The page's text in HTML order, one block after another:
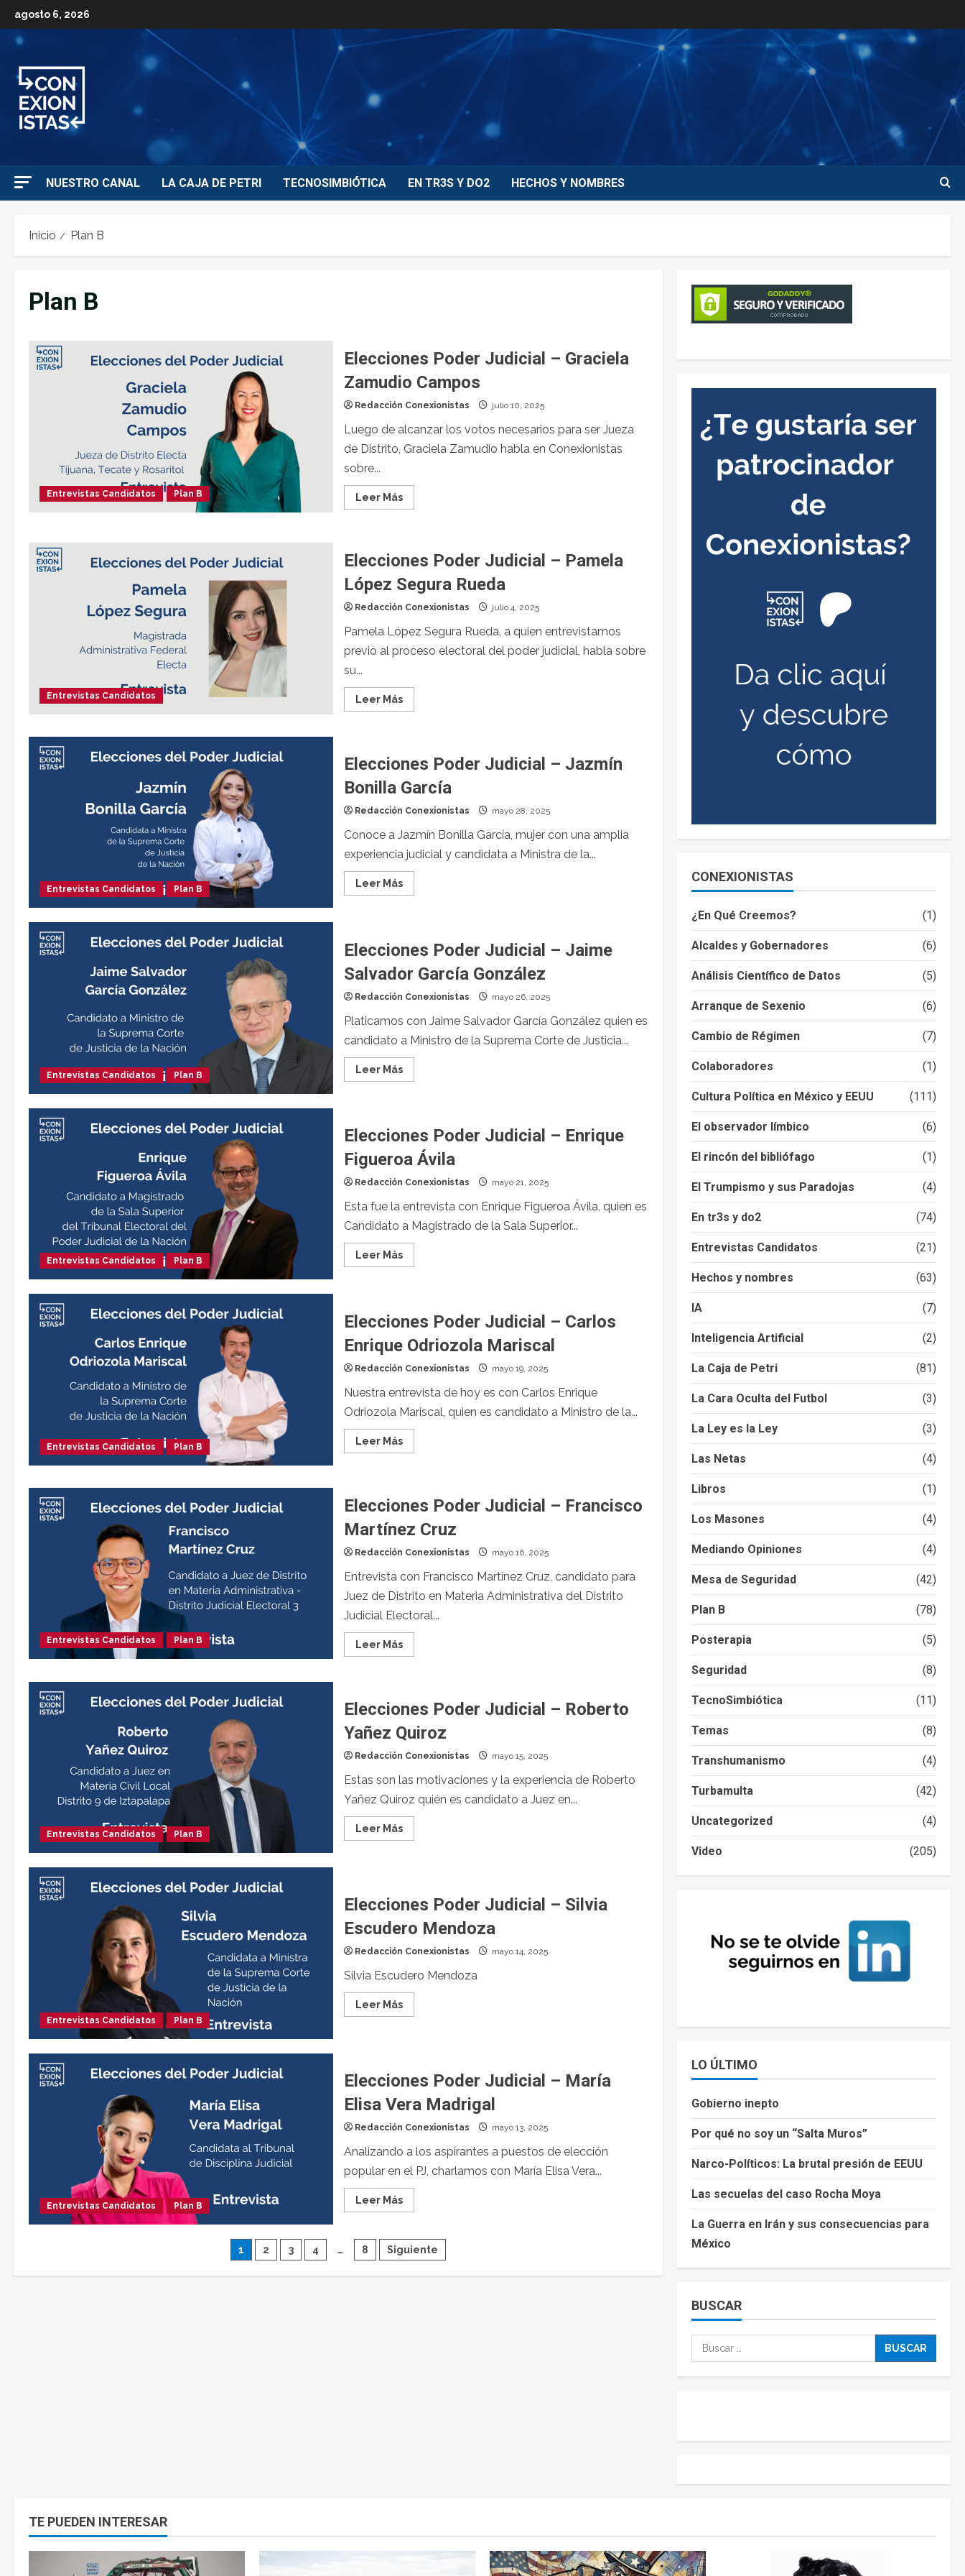
agosto 6, 2026
NUESTRO CANAL LA CAJA DE PETRI TECNOSIMBIÓTICA EN TR3S Y DO2 HECHOS Y NOMBRES
Inicio Plan B
Plan B
Entrevistas Candidatos Plan B
Elecciones Poder Judicial – Graciela
Zamudio Campos
Redacción Conexionistas julio 10, 2025
Luego de alcanzar los votos necesarios para ser Jueza
de Distrito, Graciela Zamudio habla en Conexionistas
sobre...
Leer Más
Entrevistas Candidatos
Elecciones Poder Judicial – Pamela
López Segura Rueda
Redacción Conexionistas julio 4, 2025
Pamela López Segura Rueda, a quien entrevistamos
previo al proceso electoral del poder judicial, habla sobre
su...
Leer Más
Entrevistas Candidatos Plan B
Elecciones Poder Judicial – Jazmín
Bonilla García
Redacción Conexionistas mayo 28, 2025
Conoce a Jazmín Bonilla García, mujer con una amplia
experiencia judicial y candidata a Ministra de la...
Leer Más
Entrevistas Candidatos Plan B
Elecciones Poder Judicial – Jaime
Salvador García González
Redacción Conexionistas mayo 26, 2025
Platicamos con Jaime Salvador García González quien es
candidato a Ministro de la Suprema Corte de Justicia...
Leer Más
Entrevistas Candidatos Plan B
Elecciones Poder Judicial – Enrique
Figueroa Ávila
Redacción Conexionistas mayo 21, 2025
Esta fue la entrevista con Enrique Figueroa Ávila, quien es
Candidato a Magistrado de la Sala Superior...
Leer Más
Entrevistas Candidatos Plan B
Elecciones Poder Judicial – Carlos
Enrique Odriozola Mariscal
Redacción Conexionistas mayo 19, 2025
Nuestra entrevista de hoy es con Carlos Enrique
Odriozola Mariscal, quien es candidato a Ministro de la...
Leer Más
Entrevistas Candidatos Plan B
Elecciones Poder Judicial – Francisco
Martínez Cruz
Redacción Conexionistas mayo 16, 2025
Entrevista con Francisco Martínez Cruz, candidato para
Juez de Distrito en Materia Administrativa del Distrito
Judicial Electoral...
Leer Más
Entrevistas Candidatos Plan B
Elecciones Poder Judicial – Roberto
Yañez Quiroz
Redacción Conexionistas mayo 15, 2025
Estas son las motivaciones y la experiencia de Roberto
Yañez Quiroz quién es candidato a Juez en...
Leer Más
Entrevistas Candidatos Plan B
Elecciones Poder Judicial – Silvia
Escudero Mendoza
Redacción Conexionistas mayo 14, 2025
Silvia Escudero Mendoza
Leer Más
Entrevistas Candidatos Plan B
Elecciones Poder Judicial – María
Elisa Vera Madrigal
Redacción Conexionistas mayo 13, 2025
Analizando a los aspirantes a puestos de elección
popular en el PJ, charlamos con María Elisa Vera...
Leer Más
1 2 3 4 … 8 Siguiente
CONEXIONISTAS
¿En Qué Creemos? (1)
Alcaldes y Gobernadores (6)
Análisis Científico de Datos (5)
Arranque de Sexenio (6)
Cambio de Régimen (7)
Colaboradores (1)
Cultura Política en México y EEUU (111)
El observador límbico (6)
El rincón del bibliófago (1)
El Trumpismo y sus Paradojas (4)
En tr3s y do2 (74)
Entrevistas Candidatos (21)
Hechos y nombres (63)
IA (7)
Inteligencia Artificial (2)
La Caja de Petri (81)
La Cara Oculta del Futbol (3)
La Ley es la Ley (3)
Las Netas (4)
Libros (1)
Los Masones (4)
Mediando Opiniones (4)
Mesa de Seguridad (42)
Plan B (78)
Posterapia (5)
Seguridad (8)
TecnoSimbiótica (11)
Temas (8)
Transhumanismo (4)
Turbamulta (42)
Uncategorized (4)
Video (205)
LO ÚLTIMO
Gobierno inepto
Por qué no soy un “Salta Muros”
Narco-Políticos: La brutal presión de EEUU
Las secuelas del caso Rocha Moya
La Guerra en Irán y sus consecuencias para
México
BUSCAR
TE PUEDEN INTERESAR